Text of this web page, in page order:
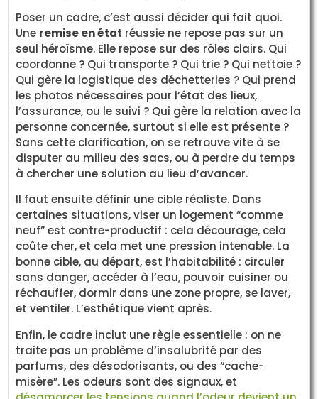
Poser un cadre, c’est aussi décider qui fait quoi.
Une remise en état réussie ne repose pas sur un
seul héroïsme. Elle repose sur des rôles clairs. Qui
coordonne ? Qui transporte ? Qui trie ? Qui nettoie ?
Qui gère la logistique des déchetteries ? Qui prend
les photos nécessaires pour l’état des lieux,
l’assurance, ou le suivi ? Qui gère la relation avec la
personne concernée, surtout si elle est présente ?
Sans cette clarification, on se retrouve vite à se
disputer au milieu des sacs, ou à perdre du temps
à chercher une solution au lieu d’avancer.
Il faut ensuite définir une cible réaliste. Dans
certaines situations, viser un logement “comme
neuf” est contre-productif : cela décourage, cela
coûte cher, et cela met une pression intenable. La
bonne cible, au départ, est l’habitabilité : circuler
sans danger, accéder à l’eau, pouvoir cuisiner ou
réchauffer, dormir dans une zone propre, se laver,
et ventiler. L’esthétique vient après.
Enfin, le cadre inclut une règle essentielle : on ne
traite pas un problème d’insalubrité par des
parfums, des désodorisants, ou des “cache-
misère”. Les odeurs sont des signaux, et